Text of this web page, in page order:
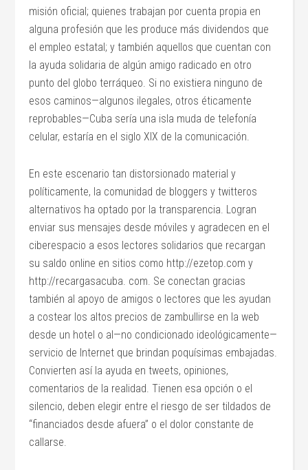
misión oficial; quienes trabajan por cuenta propia en
alguna profesión que les produce más dividendos que
el empleo estatal; y también aquellos que cuentan con
la ayuda solidaria de algún amigo radicado en otro
punto del globo terráqueo. Si no existiera ninguno de
esos caminos—algunos ilegales, otros éticamente
reprobables—Cuba sería una isla muda de telefonía
celular, estaría en el siglo XIX de la comunicación.
En este escenario tan distorsionado material y
políticamente, la comunidad de bloggers y twitteros
alternativos ha optado por la transparencia. Logran
enviar sus mensajes desde móviles y agradecen en el
ciberespacio a esos lectores solidarios que recargan
su saldo online en sitios como http://ezetop.com y
http://recargasacuba. com. Se conectan gracias
también al apoyo de amigos o lectores que les ayudan
a costear los altos precios de zambullirse en la web
desde un hotel o al—no condicionado ideológicamente—
servicio de Internet que brindan poquísimas embajadas.
Convierten así la ayuda en tweets, opiniones,
comentarios de la realidad. Tienen esa opción o el
silencio, deben elegir entre el riesgo de ser tildados de
“financiados desde afuera” o el dolor constante de
callarse.